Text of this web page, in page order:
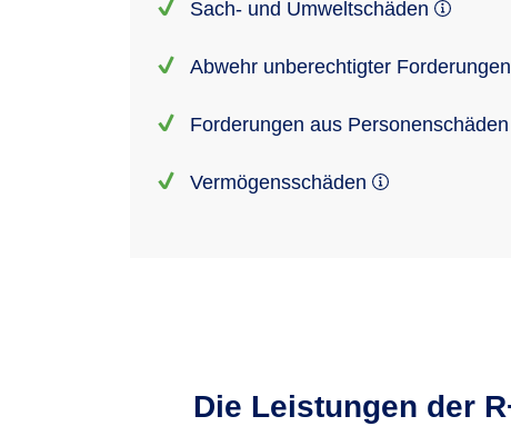
Sach- und Umweltschäden
Abwehr unberechtigter Forderungen
Forderungen aus Personenschäden
Vermögensschäden
Die Leistungen der